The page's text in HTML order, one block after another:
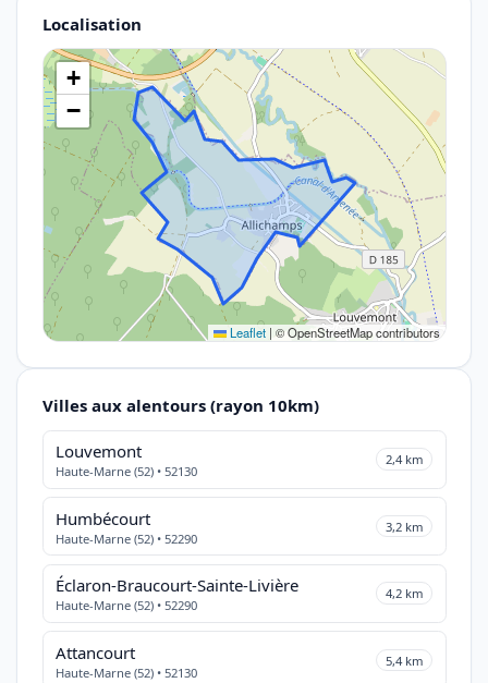
Localisation
+
−
Leaflet | © OpenStreetMap contributors
Villes aux alentours (rayon 10km)
Louvemont
Haute-Marne (52) • 52130
2,4 km
Humbécourt
Haute-Marne (52) • 52290
3,2 km
Éclaron-Braucourt-Sainte-Livière
Haute-Marne (52) • 52290
4,2 km
Attancourt
Haute-Marne (52) • 52130
5,4 km